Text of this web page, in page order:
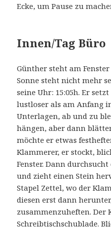
Ecke, um Pause zu
Innen/Tag Büro
Günther steht am
Sonne steht nicht mehr
seine Uhr: 15:05h. Er
lustloser als am Anfang
Unterlagen, ab und zu
hängen, aber dann
möchte er etwas
Klammerer, er stockt,
Fenster. Dann
und zieht einen Stein
Stapel Zettel, wo der
diesen erst dann
zusammenzuheften.
Schreibtischschublade.